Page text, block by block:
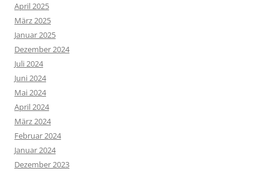
April 2025
März 2025
Januar 2025
Dezember 2024
Juli 2024
Juni 2024
Mai 2024
April 2024
März 2024
Februar 2024
Januar 2024
Dezember 2023